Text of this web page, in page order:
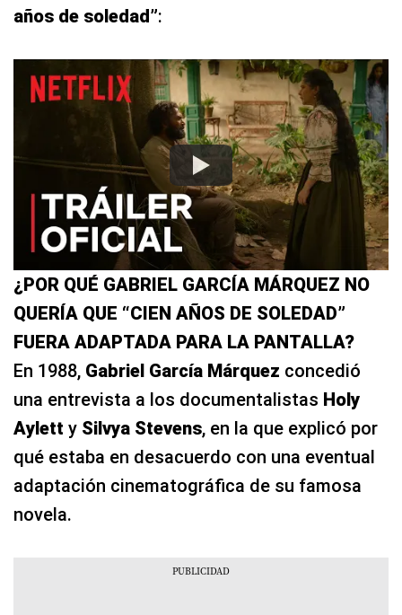
años de soledad”:
¿POR QUÉ GABRIEL GARCÍA MÁRQUEZ NO
QUERÍA QUE “CIEN AÑOS DE SOLEDAD”
FUERA ADAPTADA PARA LA PANTALLA?
En 1988, Gabriel García Márquez concedió
una entrevista a los documentalistas Holy
Aylett y Silvya Stevens, en la que explicó por
qué estaba en desacuerdo con una eventual
adaptación cinematográfica de su famosa
novela.